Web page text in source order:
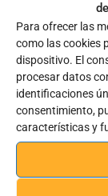
Para ofrecer las
como las cookies
dispositivo. El
procesar datos
identificaciones
consentimiento,
características y
He leído, entendido y